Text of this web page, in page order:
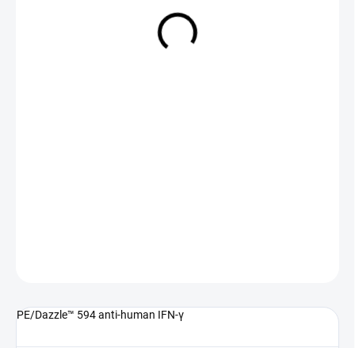
PE/Dazzle™ 594 anti-human IFN-γ